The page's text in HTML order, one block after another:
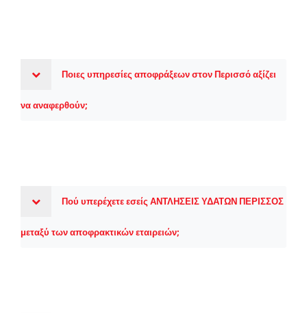
Ποιες υπηρεσίες αποφράξεων στον Περισσό αξίζει
να αναφερθούν;
Πού υπερέχετε εσείς ΑΝΤΛΗΣΕΙΣ ΥΔΑΤΩΝ ΠΕΡΙΣΣΟΣ
μεταξύ των αποφρακτικών εταιρειών;